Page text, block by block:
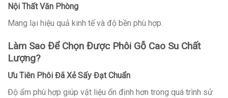
Nội Thất Văn Phòng
Mang lại hiệu quả kinh tế và độ bền phù hợp.
Làm Sao Để Chọn Được Phôi Gỗ Cao Su Chất
Lượng?
Ưu Tiên Phôi Đã Xẻ Sấy Đạt Chuẩn
Độ ẩm phù hợp giúp vật liệu ổn định hơn trong quá trình sử